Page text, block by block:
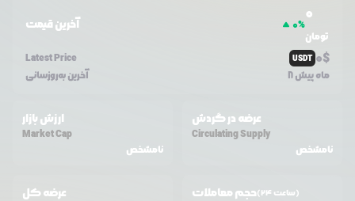
آخرین قیمت 0%
0
تومان
Latest Price
USDT 0$
آخرین به‌روزسانی 8 ماه پیش
ارزش بازار
Market Cap
نامشخص
عرضه در گردش
Circulating Supply
نامشخص
عرضه کل حجم معاملات (24 ساعت)